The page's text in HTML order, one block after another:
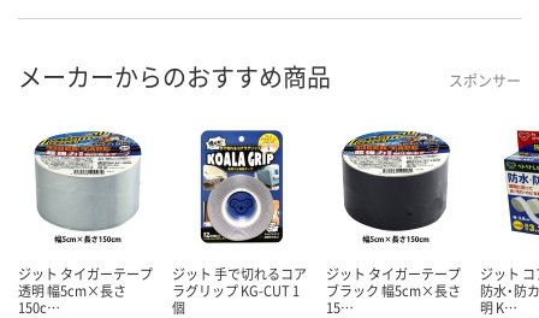
メーカーからのおすすめ商品 スポンサー
ジット タイガーテープ
透明 幅5cm×長さ
150c…
ジット 手で切れるコア
ラグリップ KG-CUT 1
個
ジット タイガーテープ
ブラック 幅5cm×長さ
15…
ジット
防水・防
明 K…